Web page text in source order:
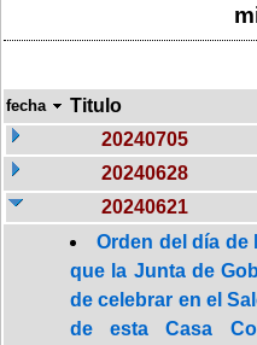
fecha Titulo
20240705
20240628
20240621
Orden del día de
que la Junta de
de celebrar en el
de esta Casa